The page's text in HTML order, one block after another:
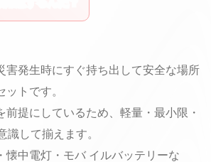
害発生時にすぐ持ち出して安全な場所
トです。
前提にしているため、軽量・最小限・
識して揃えます。
懐中電灯・モバ イルバッテリーな